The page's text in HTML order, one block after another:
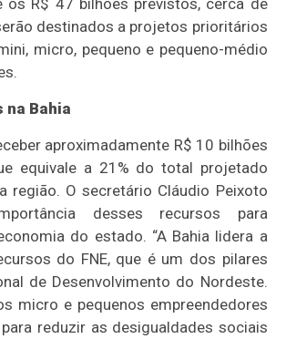
destinados a projetos prioritários
micro, pequeno e pequeno-médio
na Bahia
aproximadamente R$ 10 bilhões
equivale a 21% do total projetado
região. O secretário Cláudio Peixoto
desses recursos para
do estado. “A Bahia lidera a
do FNE, que é um dos pilares
de Desenvolvimento do Nordeste.
micro e pequenos empreendedores
reduzir as desigualdades sociais